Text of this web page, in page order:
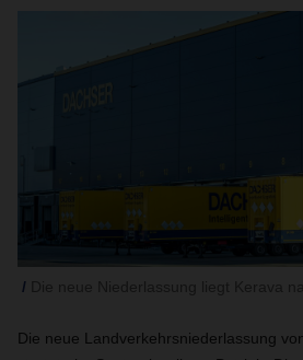
Die neue Landverkehrsniederlassung